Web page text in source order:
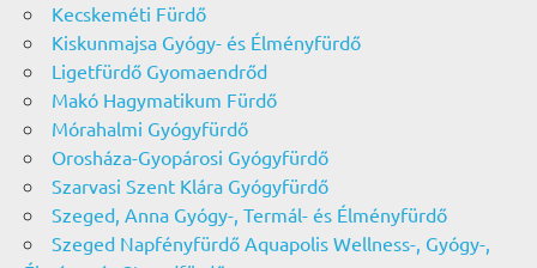
Kecskeméti Fürdő
Kiskunmajsa Gyógy- és Élményfürdő
Ligetfürdő Gyomaendrőd
Makó Hagymatikum Fürdő
Mórahalmi Gyógyfürdő
Orosháza-Gyopárosi Gyógyfürdő
Szarvasi Szent Klára Gyógyfürdő
Szeged, Anna Gyógy-, Termál- és Élményfürdő
Szeged Napfényfürdő Aquapolis Wellness-, Gyógy-,